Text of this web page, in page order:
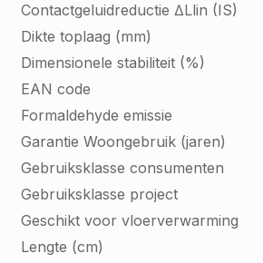
Contactgeluidreductie ∆Llin (IS)
Dikte toplaag (mm)
Dimensionele stabiliteit (%)
EAN code
Formaldehyde emissie
Garantie Woongebruik (jaren)
Gebruiksklasse consumenten
Gebruiksklasse project
Geschikt voor vloerverwarming
Lengte (cm)